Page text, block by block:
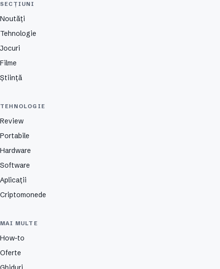
SECȚIUNI
Noutăți
Tehnologie
Jocuri
Filme
Știință
TEHNOLOGIE
Review
Portabile
Hardware
Software
Aplicații
Criptomonede
MAI MULTE
How-to
Oferte